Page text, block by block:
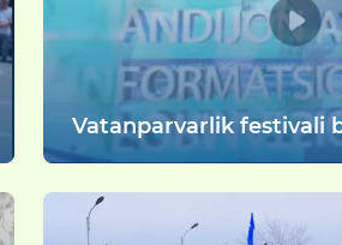
Vatanparvarlik festivali